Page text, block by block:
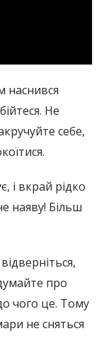
наснився
Не
себе,
і вкрай рідко
наяву! Більш
про
чого це. Тому
не сняться